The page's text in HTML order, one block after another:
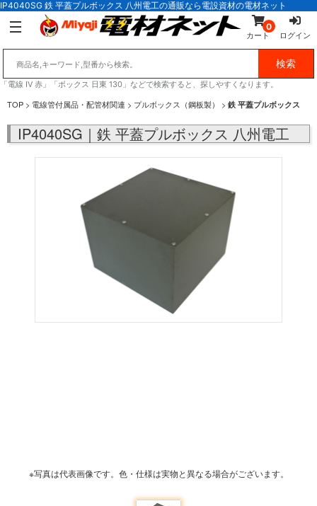
IP4040SG 鉄 平蓋プルボックス 八州電工の通販なら電設資材の電材ネット
0
カート ログイン
「電線 IV 赤」「ボックス 日東 130」などで検索すると、探しやすくなります。
TOP > 電線管付属品・配管材関連 > プルボックス（鋼板製） > 鉄 平蓋プルボックス
IP4040SG｜鉄 平蓋プルボックス 八州電工
※写真は代表画像です。色・仕様は実物と異なる場合がございます。